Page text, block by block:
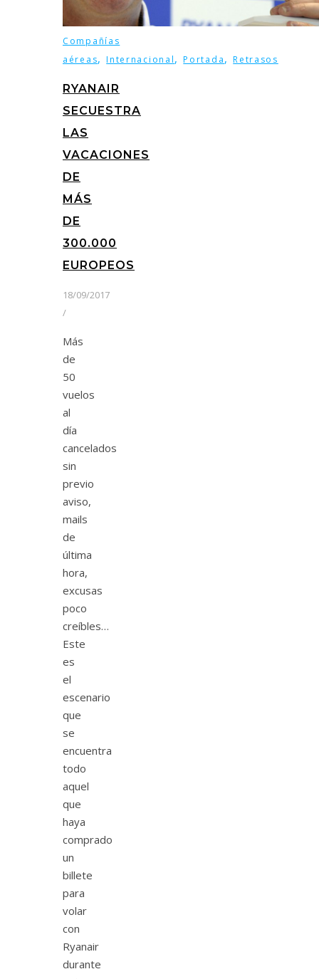
Compañías
aéreas,Internacional,Portada,Retrasos
RYANAIR
SECUESTRA
LAS
VACACIONES
DE
MÁS
DE
300.000
EUROPEOS
18/09/2017
/
Más
de
50
vuelos
al
día
cancelados
sin
previo
aviso,
mails
de
última
hora,
excusas
poco
creíbles…
Este
es
el
escenario
que
se
encuentra
todo
aquel
que
haya
comprado
un
billete
para
volar
con
Ryanair
durante